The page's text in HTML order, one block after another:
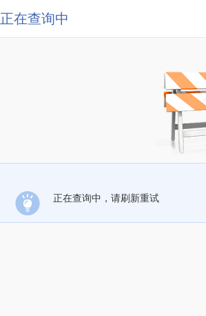
正在查询中
正在查询中，请刷新重试